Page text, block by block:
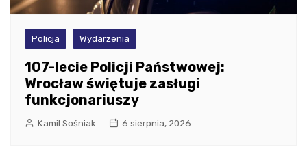
Policja Wydarzenia
107-lecie Policji Państwowej:
Wrocław świętuje zasługi
funkcjonariuszy
Kamil Sośniak 6 sierpnia, 2026